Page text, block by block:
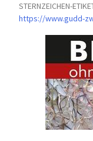
STERNZEICHEN-
https://www.gudd-